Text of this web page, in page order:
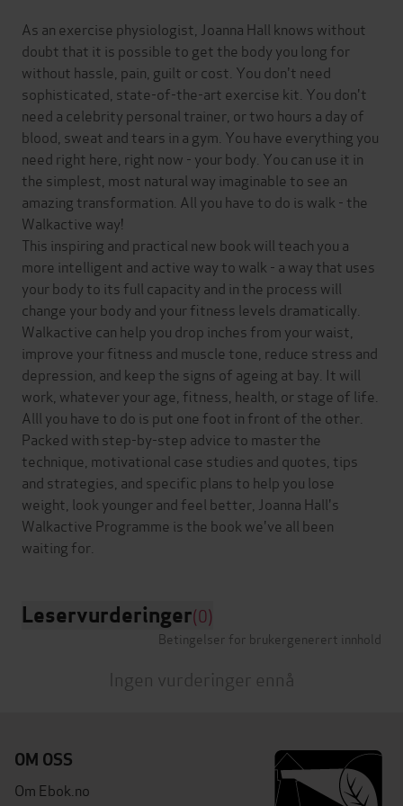
As an exercise physiologist, Joanna Hall knows without
doubt that it is possible to get the body you long for
without hassle, pain, guilt or cost. You don't need
sophisticated, state-of-the-art exercise kit. You don't
need a celebrity personal trainer, or two hours a day of
blood, sweat and tears in a gym. You have everything you
need right here, right now - your body. You can use it in
the simplest, most natural way imaginable to see an
amazing transformation. All you have to do is walk - the
Walkactive way!
This inspiring and practical new book will teach you a
more intelligent and active way to walk - a way that uses
your body to its full capacity and in the process will
change your body and your fitness levels dramatically.
Walkactive can help you drop inches from your waist,
improve your fitness and muscle tone, reduce stress and
depression, and keep the signs of ageing at bay. It will
work, whatever your age, fitness, health, or stage of life.
Alll you have to do is put one foot in front of the other.
Packed with step-by-step advice to master the
technique, motivational case studies and quotes, tips
and strategies, and specific plans to help you lose
weight, look younger and feel better, Joanna Hall's
Walkactive Programme is the book we've all been
Leservurderinger(0)
Betingelser for brukergenerert innhold
Ingen vurderinger ennå
OM OSS
Om Ebok.no